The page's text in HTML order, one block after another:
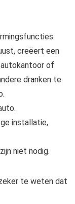
creëert een
autokantoor of
dranken te
installatie,
niet nodig.
te weten dat